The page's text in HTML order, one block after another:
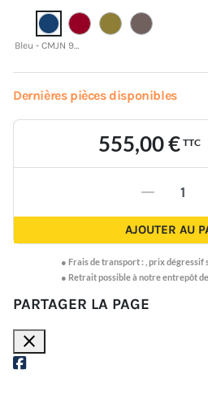
Bleu - CMJN 95 50 3 52
Dernières pièces disponibles
555,00 € TTC
-
AJOUTER AU
● Frais de transport : prix dégressif
● Retrait possible à notre entrepôt
PARTAGER LA PAGE
close